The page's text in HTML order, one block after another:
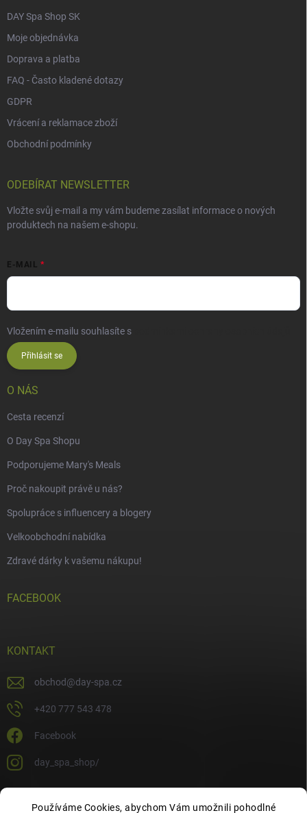
Používáme Cookies, abychom Vám umožnili pohodlné
DAY Spa Shop SK
Moje objednávka
Doprava a platba
FAQ - Často kladené dotazy
GDPR
Vrácení a reklamace zboží
Obchodní podmínky
ODEBÍRAT NEWSLETTER
Vložte svůj e-mail a my vám budeme zasílat informace o nových
produktech na našem e-shopu.
E-MAIL
Vložením e-mailu souhlasíte s
Přihlásit se
O NÁS
Cesta recenzí
O Day Spa Shopu
Podporujeme Mary's Meals
Proč nakoupit právě u nás?
Spolupráce s influencery a blogery
Velkoobchodní nabídka
Zdravé dárky k vašemu nákupu!
FACEBOOK
KONTAKT
obchod@day-spa.cz
+420 777 543 478
Facebook
day_spa_shop/